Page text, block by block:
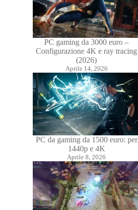
PC gaming da 3000 euro –
Configurazione 4K e ray tracing
(2026)
Aprile 14, 2026
PC da gaming da 1500 euro: per
1440p e 4K
Aprile 8, 2026